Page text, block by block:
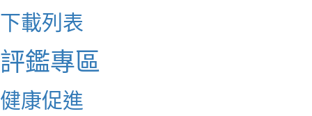
下載列表
評鑑專區
健康促進